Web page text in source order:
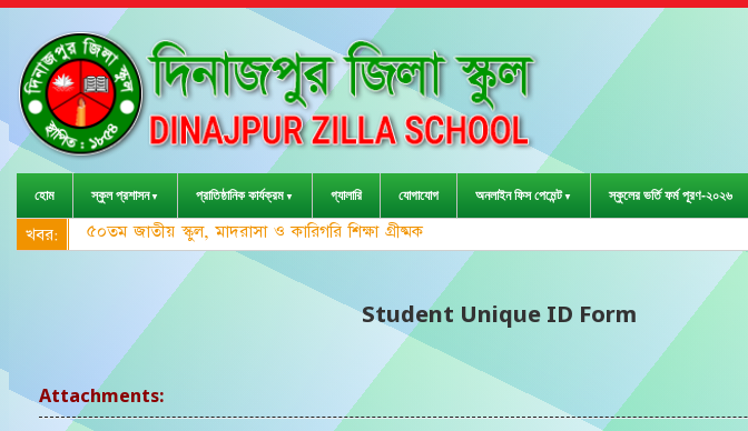
হোম স্কুল প্রশাসন প্রাতিষ্ঠানিক কার্যক্রম গ্যালারি যোগাযোগ অনলাইন ফিস পেমেন্ট স্কুলের ভর্তি ফর্ম পূরণ-২০২৬
খবর: ৫০তম জাতীয় স্কুল, মাদরাসা ও কারিগরি শিক্ষা গ্রীষ্মকালীন ক্রীড়া প্রতিযোগিতা-২০২৩ এ জে
Student Unique ID Form
Attachments: